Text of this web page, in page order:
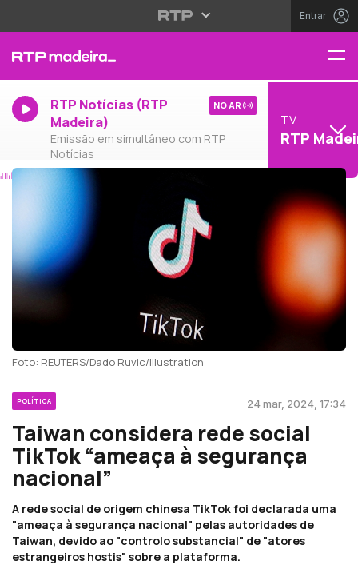
Entrar
RTP Notícias (RTP
Madeira)
Emissão em simultâneo com RTP
Notícias
NO AR
TV
RTP
Foto: REUTERS/Dado Ruvic/Illustration
POLÍTICA 24 mar, 2024, 17:34
Taiwan considera rede social
TikTok “ameaça à segurança
nacional”
A rede social de origem chinesa TikTok foi declarada uma
"ameaça à segurança nacional" pelas autoridades de
Taiwan, devido ao "controlo substancial" de "atores
estrangeiros hostis" sobre a plataforma.